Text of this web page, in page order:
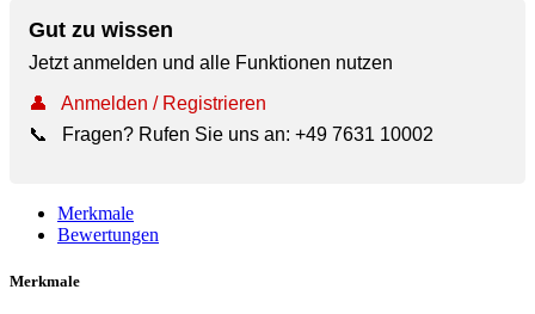
Gut zu wissen
Jetzt anmelden und alle Funktionen nutzen
👤
Anmelden / Registrieren
📞
Fragen? Rufen Sie uns an: +49 7631 10002
Merkmale
Bewertungen
Merkmale